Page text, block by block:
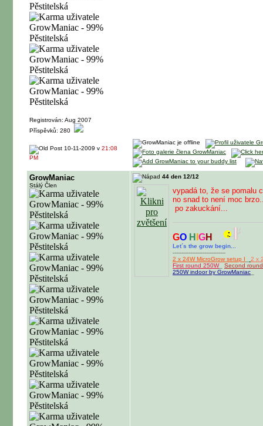
Registrován: Aug 2007
Příspěvků: 280
10-11-2009 v 21:08
PM
GrowManiac
Stálý Člen
44 den 12/12
vypadá to, že se pomalu
no snad to není moc
po zakuckání...
GO H GH
Let´s the grow begin...
------------------------------
2 x 24W MicroGrow setup I
2 x
First round 250W_ Second
250W indoor by GrowManiac